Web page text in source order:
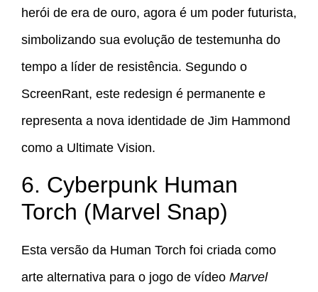
herói de era de ouro, agora é um poder futurista,
simbolizando sua evolução de testemunha do
tempo a líder de resistência. Segundo o
ScreenRant, este redesign é permanente e
representa a nova identidade de Jim Hammond
como a Ultimate Vision.
6. Cyberpunk Human
Torch (Marvel Snap)
Esta versão da Human Torch foi criada como
arte alternativa para o jogo de vídeo Marvel